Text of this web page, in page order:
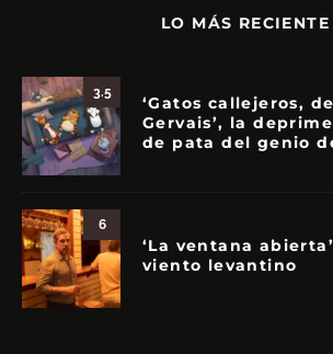
LO MÁS RECIENTE
3.5
‘Gatos callejeros,
Gervais’, la
de pata del genio
6
‘La ventana
viento levantino